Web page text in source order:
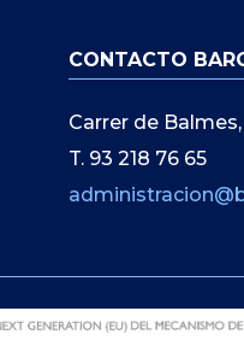
CONTACTO
Carrer de
T. 93 218 76 65